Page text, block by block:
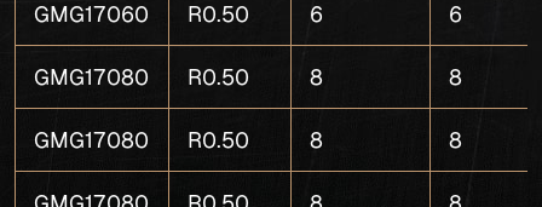
GMG17060 R0.50 6 6
GMG17080 R0.50 8 8
GMG17080 R0.50 8 8